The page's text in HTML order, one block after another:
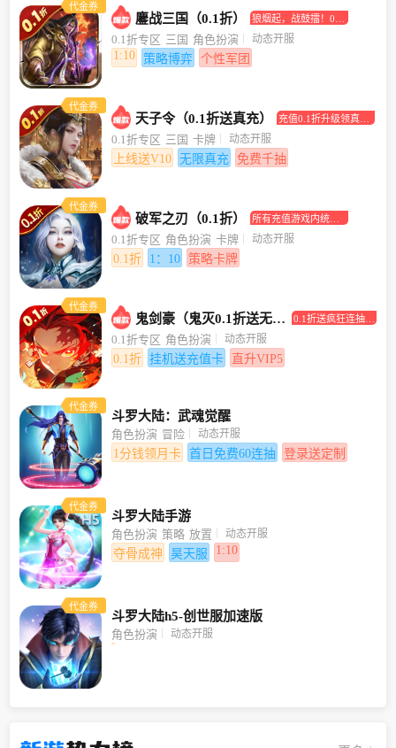
代金券
鏖战三国（0.1折）
狼烟起，战鼓擂！0.1
折助你坐拥江山美人
0.1折专区 三国 角色扮演 动态开服
1:10 策略博弈 个性军团
代金券
天子令（0.1折送真充）
充值0.1折升级领真充
0.1折专区 三国 卡牌 动态开服
上线送V10 无限真充 免费千抽
代金券
破军之刃（0.1折）
所有充值游戏内统统
打0.1折！
0.1折专区 角色扮演 卡牌 动态开服
0.1折 1：10 策略卡牌
代金券
鬼剑豪（鬼灭0.1折送无限抽）
0.1折送疯狂连抽，
0.1折专区 角色扮演 动态开服
0.1折 挂机送充值卡 直升VIP5
代金券
斗罗大陆：武魂觉醒
角色扮演 冒险 动态开服
1分钱领月卡 首日免费60连抽 登录送定制
代金券
斗罗大陆手游
角色扮演 策略 放置 动态开服
夺骨成神 昊天服 1:10
代金券
斗罗大陆h5-创世服加速版
角色扮演 动态开服